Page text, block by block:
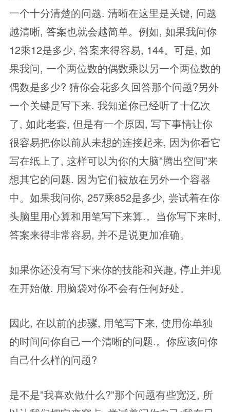
一个十分清楚的问题. 清晰在这里是关键, 问题
越清晰, 答案也就会越简单。例如, 如果我问你
12乘12是多少, 答案来得容易, 144。可是, 如
果我问, 一个两位数的偶数乘以另一个两位数的
偶数是多少? 猜你会花多久回答那个问题?另外
一个关键是写下来. 我知道你已经听了十亿次
了, 如此老套, 但是有一个原因, 写下事情让你
很容易把你以前从未想的连接起来, 因为你看它
写在纸上了, 这样可以为你的大脑”腾出空间”来
想其它的问题. 因为它们被放在另外一个容器
中。如果我问你, 257乘852是多少, 尝试着在你
头脑里用心算和用笔写下来算.。当你写下来时,
答案来得非常容易, 并不是说更加准确。
如果你还没有写下来你的技能和兴趣, 停止并现
在开始做. 用脑袋对你不会有任何好处。
因此, 在以前的步骤, 用笔写下来, 使用你单独
的时间问你自己一个清晰的问题.。你应该问你
自己什么样的问题?
是不是”我喜欢做什么?”那个问题有些宽泛, 所